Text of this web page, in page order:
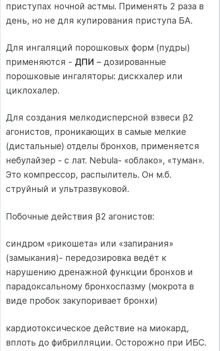
приступах ночной астмы. Применять 2 раза в
день, но не для купирования приступа БА.
Для ингаляций порошковых форм (пудры)
применяются - ДПИ – дозированные
порошковые ингаляторы: дискхалер или
циклохалер.
Для создания мелкодисперсной взвеси β2
агонистов, проникающих в самые мелкие
(дистальные) отделы бронхов, применяется
небулайзер - с лат. Nebula- «облако», «туман».
Это компрессор, распылитель. Он м.б.
струйный и ультразвуковой.
Побочные действия β2 агонистов:
синдром «рикошета» или «запирания»
(замыкания)- передозировка ведёт к
нарушению дренажной функции бронхов и
парадоксальному бронхоспазму (мокрота в
виде пробок закупоривает бронхи)
кардиотоксическое действие на миокард,
вплоть до фибрилляции. Осторожно при ИБС.